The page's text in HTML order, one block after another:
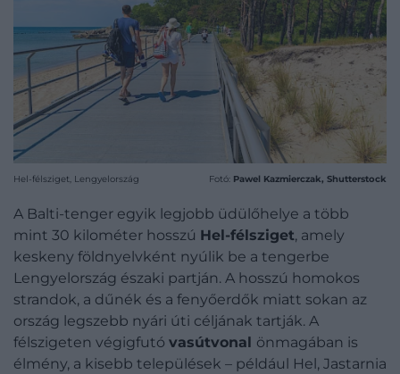
Hel-félsziget, Lengyelország Fotó: Pawel Kazmierczak, Shutterstock
A Balti-tenger egyik legjobb üdülőhelye a több
mint 30 kilométer hosszú Hel-félsziget, amely
keskeny földnyelvként nyúlik be a tengerbe
Lengyelország északi partján. A hosszú homokos
strandok, a dűnék és a fenyőerdők miatt sokan az
ország legszebb nyári úti céljának tartják. A
félszigeten végigfutó vasútvonal önmagában is
élmény, a kisebb települések – például Hel, Jastarnia